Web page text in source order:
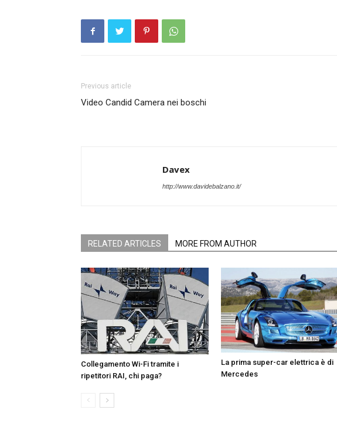
Previous article
Video Candid Camera nei boschi
Davex
http://www.davidebalzano.it/
RELATED ARTICLES MORE FROM AUTHOR
Collegamento Wi-Fi tramite i
ripetitori RAI, chi paga?
La prima super-car elettrica è di
Mercedes